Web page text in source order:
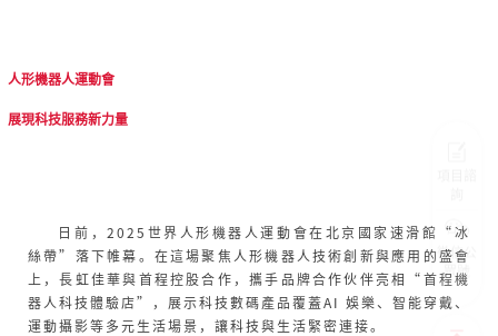
人形機器人運動會
展現科技服務新力量
日前，2025世界人形機器人運動會在北京國家速滑館“冰
絲帶”落下帷幕。在這場聚焦人形機器人技術創新與應用的盛會
上，長虹佳華與首程控股合作，攜手品牌合作伙伴亮相“首程機
器人科技體驗店”，展示科技數碼產品覆蓋AI 娛樂、智能穿戴、
運動攝影等多元生活場景，讓科技與生活緊密連接。
微信公
眾號